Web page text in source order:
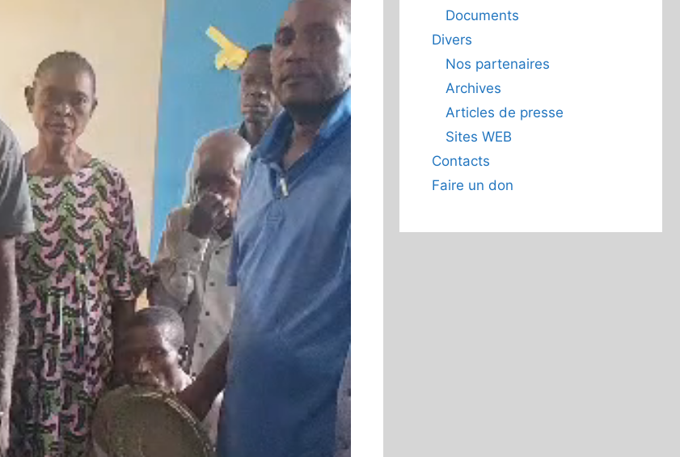
Documents
Divers
Nos partenaires
Archives
Articles de presse
Sites WEB
Contacts
Faire un don